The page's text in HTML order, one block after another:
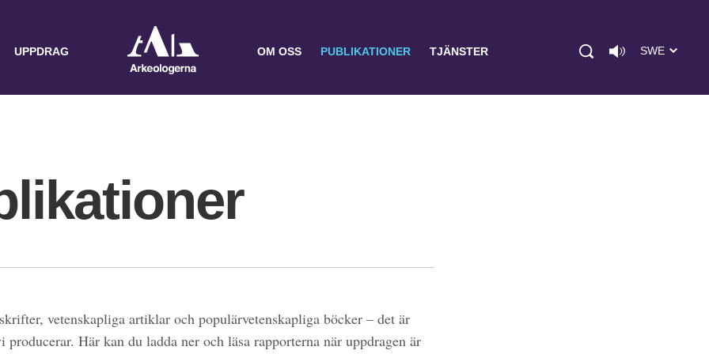
UPPDRAG OM OSS PUBLIKATIONER TJÄNSTER SWE
vetenskapliga artiklar och populärvetenskapliga böcker – det är
producerar. Här kan du ladda ner och läsa rapporterna när uppdragen är